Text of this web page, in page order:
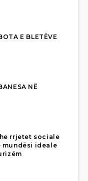
E BLETËVE
NË
rrjetet sociale
mundësi ideale